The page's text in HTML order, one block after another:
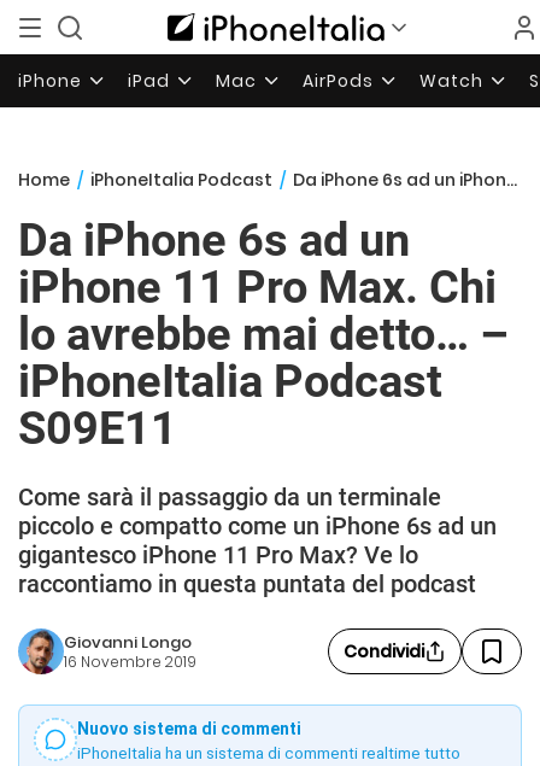
iPhone iPad Mac AirPods Watch
Home / iPhoneItalia Podcast / Da iPhone 6s ad un iPhone 11 Pro Max. Chi lo avrebbe mai detto… – iPhoneItalia Podcast S09E11
Da iPhone 6s ad un
iPhone 11 Pro Max. Chi
lo avrebbe mai detto… –
iPhoneItalia Podcast
S09E11
Come sarà il passaggio da un terminale
piccolo e compatto come un iPhone 6s ad un
gigantesco iPhone 11 Pro Max? Ve lo
raccontiamo in questa puntata del podcast
Giovanni Longo
16 Novembre 2019 Condividi
Nuovo sistema di commenti
iPhoneItalia ha un sistema di commenti realtime tutto